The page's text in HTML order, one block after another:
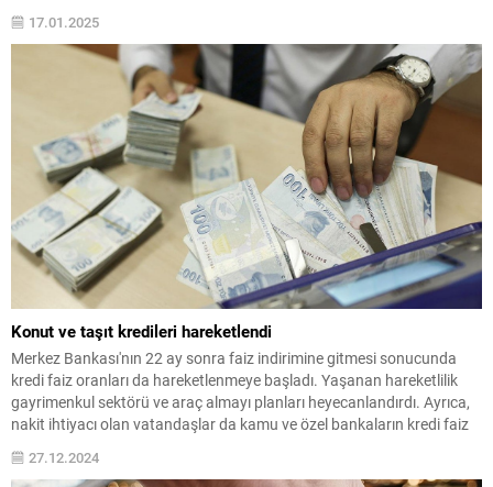
17.01.2025
Konut ve taşıt kredileri hareketlendi
Merkez Bankası'nın 22 ay sonra faiz indirimine gitmesi sonucunda
kredi faiz oranları da hareketlenmeye başladı. Yaşanan hareketlilik
gayrimenkul sektörü ve araç almayı planları heyecanlandırdı. Ayrıca,
nakit ihtiyacı olan vatandaşlar da kamu ve özel bankaların kredi faiz
kredilerinde son durum...
27.12.2024